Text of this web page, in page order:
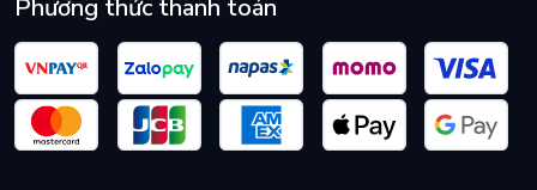
Phương thức thanh toán